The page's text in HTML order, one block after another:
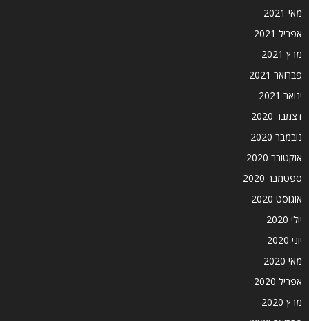
מאי 2021
אפריל 2021
מרץ 2021
פברואר 2021
ינואר 2021
דצמבר 2020
נובמבר 2020
אוקטובר 2020
ספטמבר 2020
אוגוסט 2020
יולי 2020
יוני 2020
מאי 2020
אפריל 2020
מרץ 2020